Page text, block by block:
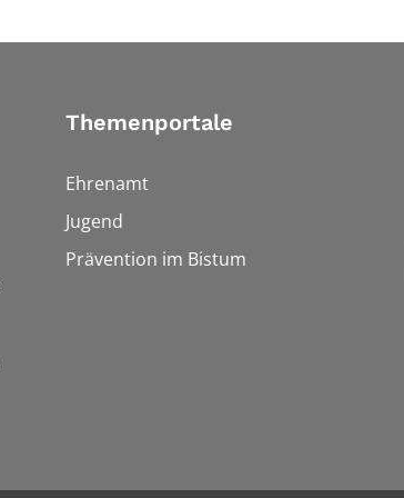
Themenportale
Ehrenamt
Jugend
Prävention im Bistum